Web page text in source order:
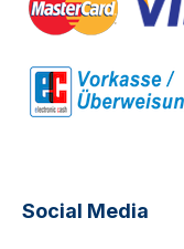
Social Media